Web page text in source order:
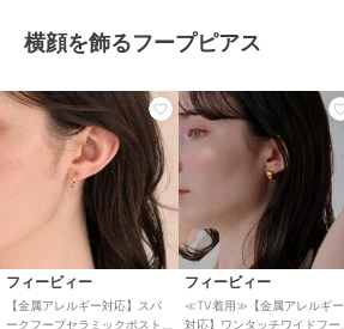
横顔を飾るフープピアス
フィービィー
【金属アレルギー対応】スパ
ークフープセラミックポスト
フィービィー
≪TV着用≫【金属アレルギー
対応】ワンタッチワイドフー